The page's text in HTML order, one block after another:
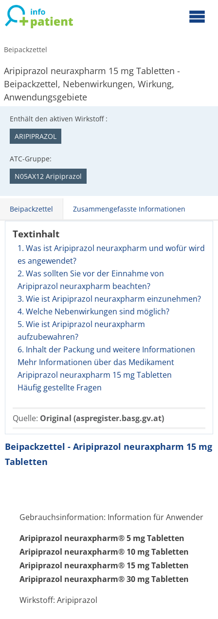
Beipackzettel
Aripiprazol neuraxpharm 15 mg Tabletten -
Beipackzettel, Nebenwirkungen, Wirkung,
Anwendungsgebiete
Enthält den aktiven Wirkstoff :
ARIPIPRAZOL
ATC-Gruppe:
N05AX12 Aripiprazol
Beipackzettel Zusammengefasste Informationen
Textinhalt
1. Was ist Aripiprazol neuraxpharm und wofür wird
es angewendet?
2. Was sollten Sie vor der Einnahme von
Aripiprazol neuraxpharm beachten?
3. Wie ist Aripiprazol neuraxpharm einzunehmen?
4. Welche Nebenwirkungen sind möglich?
5. Wie ist Aripiprazol neuraxpharm
aufzubewahren?
6. Inhalt der Packung und weitere Informationen
Mehr Informationen über das Medikament
Aripiprazol neuraxpharm 15 mg Tabletten
Häufig gestellte Fragen
Quelle: Original (aspregister.basg.gv.at)
Beipackzettel - Aripiprazol neuraxpharm 15 mg
Tabletten
Gebrauchsinformation: Information für Anwender
Aripiprazol neuraxpharm® 5 mg Tabletten
Aripiprazol neuraxpharm® 10 mg Tabletten
Aripiprazol neuraxpharm® 15 mg Tabletten
Aripiprazol neuraxpharm® 30 mg Tabletten
Wirkstoff: Aripiprazol